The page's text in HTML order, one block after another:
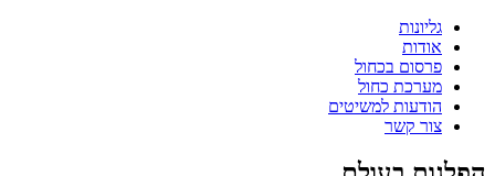
גליונות
אודות
פרסום בכחול
מערכת כחול
הודעות למשיטים
צור קשר